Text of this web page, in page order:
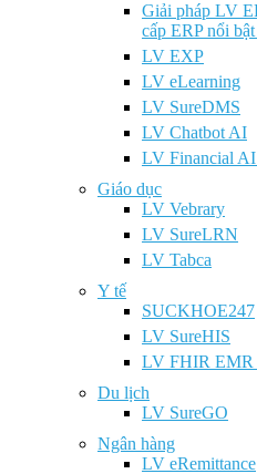
Giải pháp LV
cấp ERP nổi
LV EXP
LV eLearning
LV SureDMS
LV Chatbot AI
LV Financial
Giáo dục
LV Vebrary
LV SureLRN
LV Tabca
Y tế
SUCKHOE247
LV SureHIS
LV FHIR EMR
Du lịch
LV SureGO
Ngân hàng
LV eRemittance